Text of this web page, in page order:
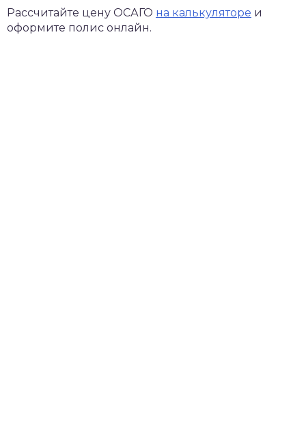
Рассчитайте цену ОСАГО на калькуляторе и
оформите полис онлайн.